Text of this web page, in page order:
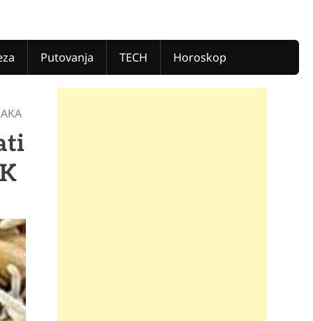
Putovanja TECH Horoskop